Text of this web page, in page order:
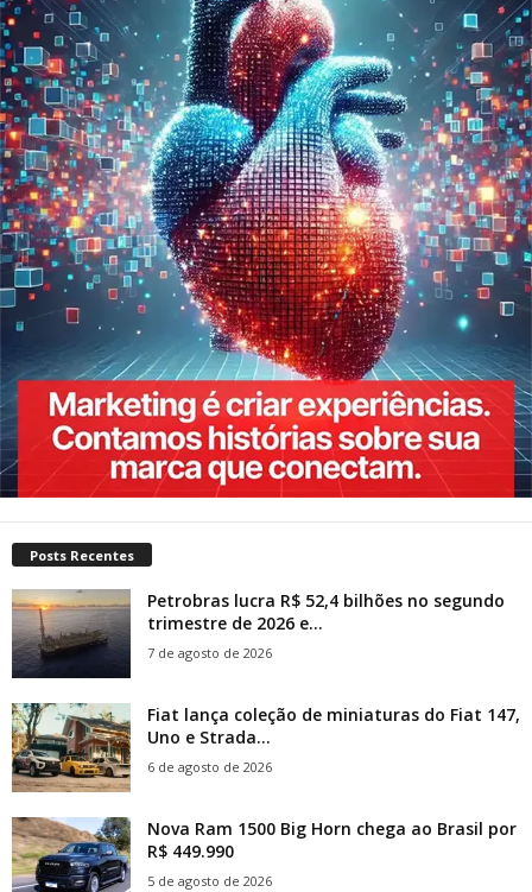
Posts Recentes
Petrobras lucra R$ 52,4 bilhões no segundo
trimestre de 2026 e...
7 de agosto de 2026
Fiat lança coleção de miniaturas do Fiat 147,
Uno e Strada...
6 de agosto de 2026
Nova Ram 1500 Big Horn chega ao Brasil por
R$ 449.990
5 de agosto de 2026